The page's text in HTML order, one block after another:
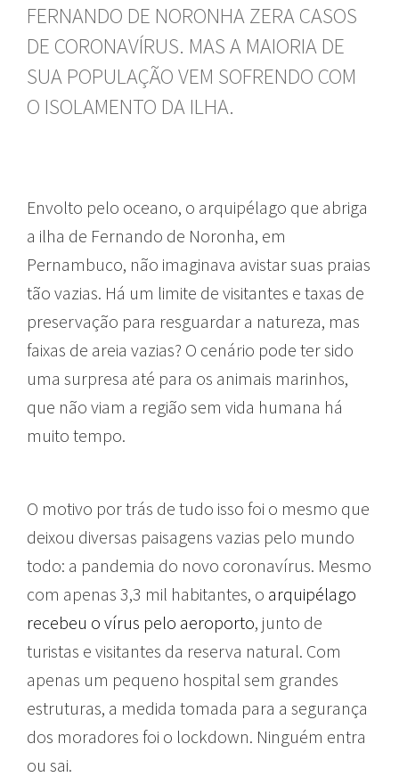
FERNANDO DE NORONHA ZERA CASOS
DE CORONAVÍRUS. MAS A MAIORIA DE
SUA POPULAÇÃO VEM SOFRENDO COM
O ISOLAMENTO DA ILHA.
Envolto pelo oceano, o arquipélago que abriga
a ilha de Fernando de Noronha, em
Pernambuco, não imaginava avistar suas praias
tão vazias. Há um limite de visitantes e taxas de
preservação para resguardar a natureza, mas
faixas de areia vazias? O cenário pode ter sido
uma surpresa até para os animais marinhos,
que não viam a região sem vida humana há
muito tempo.
O motivo por trás de tudo isso foi o mesmo que
deixou diversas paisagens vazias pelo mundo
todo: a pandemia do novo coronavírus. Mesmo
com apenas 3,3 mil habitantes, o arquipélago
recebeu o vírus pelo aeroporto, junto de
turistas e visitantes da reserva natural. Com
apenas um pequeno hospital sem grandes
estruturas, a medida tomada para a segurança
dos moradores foi o lockdown. Ninguém entra
ou sai.